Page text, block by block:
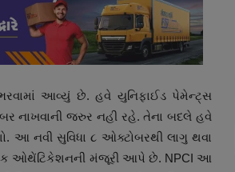
આવ્યું છે. હવે યુનિફાઈડ પેમેન્ટ્સ
નાખવાની જરુર નહી રહે. તેના બદલે હવે
આ નવી સુવિધા ૮ ઓક્ટોબરથી લાગુ થવા
ઓથેંટિકેશનની મંજૂરી આપે છે. NPCI આ